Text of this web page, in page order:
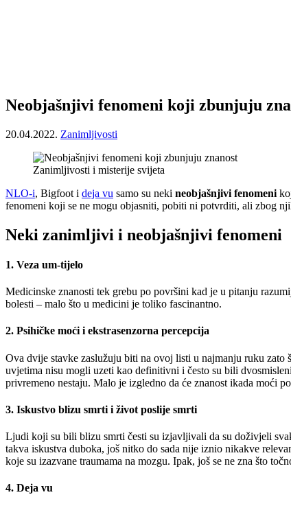
Neobjašnjivi fenomeni koji zbunjuju
20.04.2022. Zanimljivosti
Zanimljivosti i misterije svijeta
NLO-i, Bigfoot i deja vu samo su neki neobjašnjivi fenomeni
fenomeni koji se ne mogu objasniti, pobiti ni potvrditi, ali zbog
Neki zanimljivi i neobjašnjivi fenomeni
1. Veza um-tijelo
Medicinske znanosti tek grebu po površini kad je u pitanju
bolesti – malo što u medicini je toliko fascinantno.
2. Psihičke moći i ekstrasenzorna percepcija
Ova dvije stavke zaslužuju biti na ovoj listi u najmanju ruku
uvjetima nisu mogli uzeti kao definitivni i često su bili
privremeno nestaju. Malo je izgledno da će znanost ikada moći
3. Iskustvo blizu smrti i život poslije smrti
Ljudi koji su bili blizu smrti česti su izjavljivali da su doživjeli
takva iskustva duboka, još nitko do sada nije iznio nikakve
koje su izazvane traumama na mozgu. Ipak, još se ne zna što
4. Deja vu